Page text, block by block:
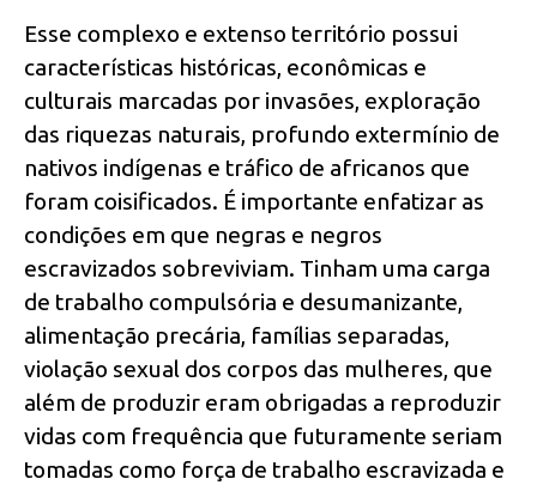
Esse complexo e extenso território possui
características históricas, econômicas e
culturais marcadas por invasões, exploração
das riquezas naturais, profundo extermínio de
nativos indígenas e tráfico de africanos que
foram coisificados. É importante enfatizar as
condições em que negras e negros
escravizados sobreviviam. Tinham uma carga
de trabalho compulsória e desumanizante,
alimentação precária, famílias separadas,
violação sexual dos corpos das mulheres, que
além de produzir eram obrigadas a reproduzir
vidas com frequência que futuramente seriam
tomadas como força de trabalho escravizada e